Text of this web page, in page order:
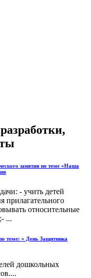
занятия по теме «Наша
- учить детей
прилагательного
относительные
...
теме: « День Защитника
дошкольных